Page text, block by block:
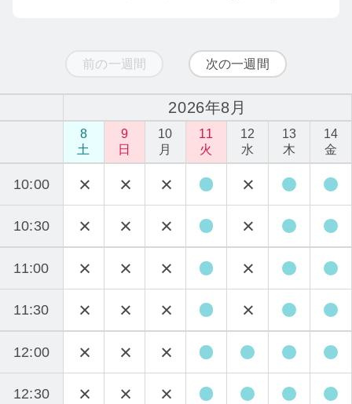
前の一週間 次の一週間
2026年8月
8
土
9
日
10
月
11
火
12
水
13
木
14
金
10:00
10:30
11:00
11:30
12:00
12:30